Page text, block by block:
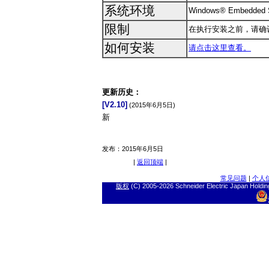
系统环境 Windows® Embedded
限制 在执行安装之前，请确
如何安装 请点击这里查看。
更新历史：
[V2.10] (2015年6月5日)
新
发布： 2015年6月5日
返回顶端
常见问题
个人
版权 (C) 2005-2026 Schneider Electric Japan